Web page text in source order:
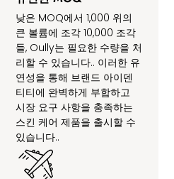
낮은 MOQ에서 1,000 위의
큰 볼륨에 조각 10,000 조각
들, Oully는 필요한 수량을 처
리할 수 있습니다.. 이러한 유
연성을 통해 브랜드 아이덴
티티에 완벽하게 부합하고
시장 요구 사항을 충족하는
스킨 케어 제품을 출시할 수
있습니다..